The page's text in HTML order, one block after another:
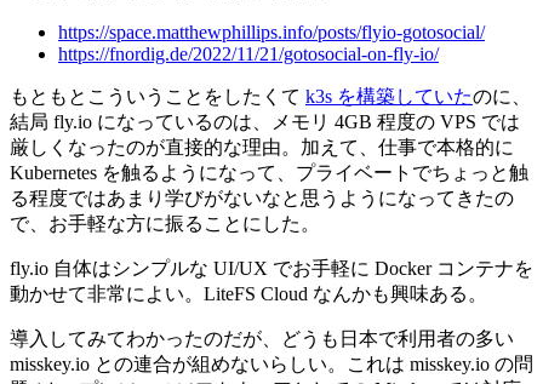
https://space.matthewphillips.info/posts/flyio-gotosocial/
https://fnordig.de/2022/11/21/gotosocial-on-fly-io/
もともとこういうことをしたくて k3s を構築していたのに、
結局 fly.io になっているのは、メモリ 4GB 程度の VPS では
厳しくなったのが直接的な理由。加えて、仕事で本格的に
Kubernetes を触るようになって、プライベートでちょっと触
る程度ではあまり学びがないなと思うようになってきたの
で、お手軽な方に振ることにした。
fly.io 自体はシンプルな UI/UX でお手軽に Docker コンテナを
動かせて非常によい。LiteFS Cloud なんかも興味ある。
導入してみてわかったのだが、どうも日本で利用者の多い
misskey.io との連合が組めないらしい。これは misskey.io の問